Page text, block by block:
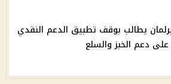
يطالب بوقف تطبيق الدعم النقدي
على دعم الخبز والسلع